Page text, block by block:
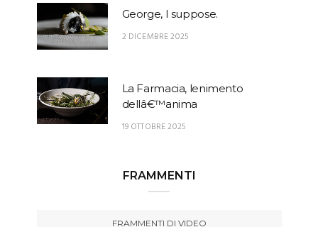
George, I suppose.
2 DICEMBRE 2025
La Farmacia, lenimento
dellâ€™anima
19 OTTOBRE 2025
FRAMMENTI
FRAMMENTI DI VIDEO